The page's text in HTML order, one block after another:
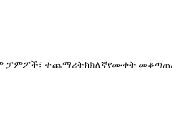
ፓምፖች፣ ተጨማሪትክክለኛየሙቀት